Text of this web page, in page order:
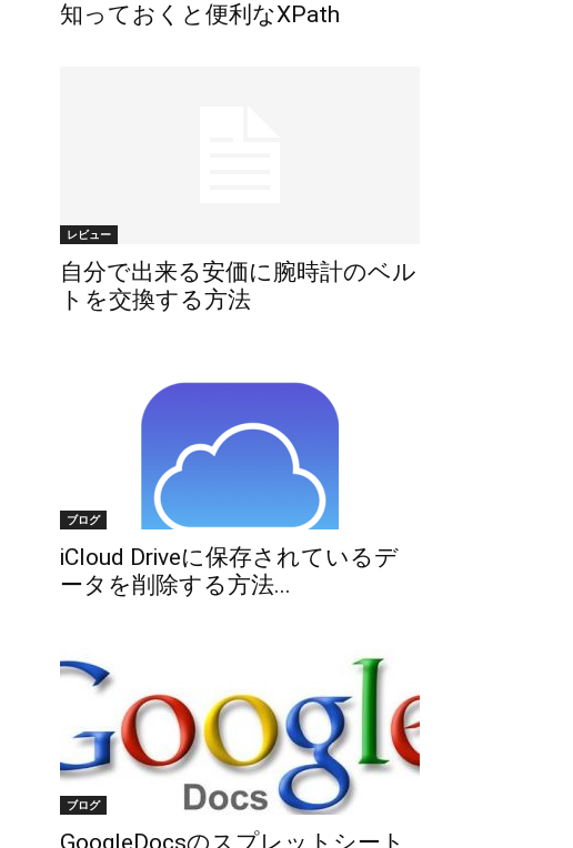
知っておくと便利なXPath
レビュー
自分で出来る安価に腕時計のベル
トを交換する方法
ブログ
iCloud Driveに保存されているデ
ータを削除する方法...
ブログ
GoogleDocsのスプレットシート